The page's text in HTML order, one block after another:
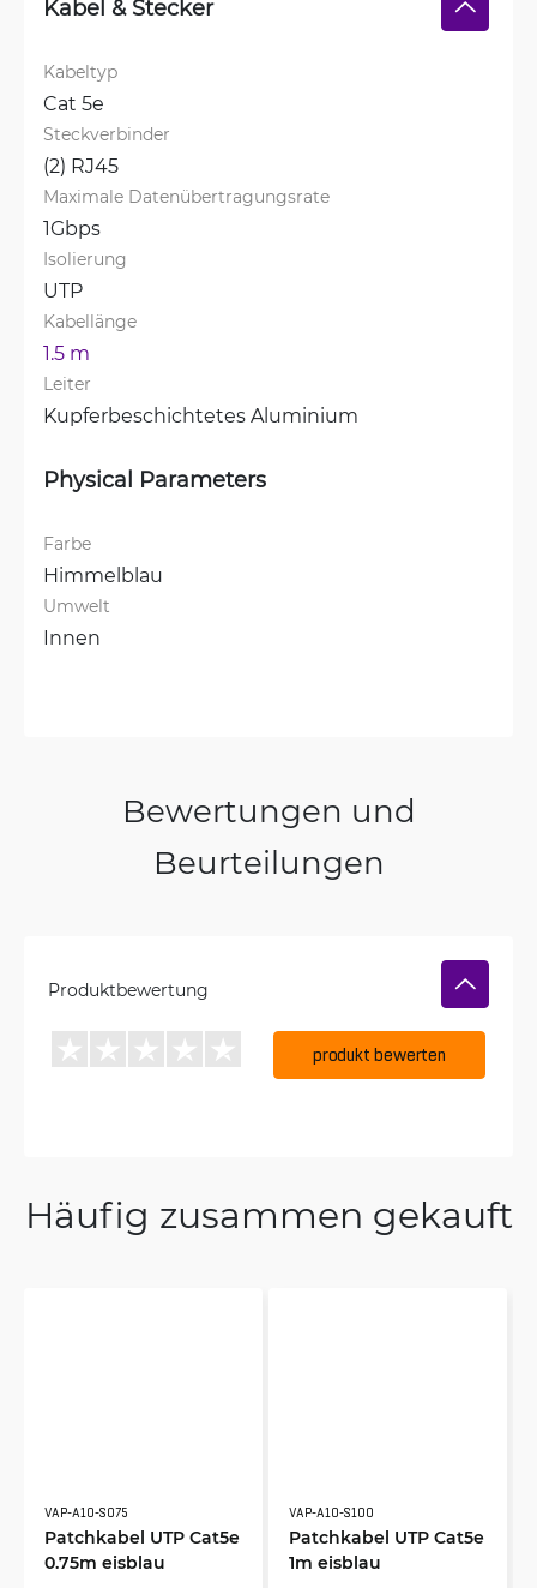
Kabel & Stecker
Kabeltyp
Cat 5e
Steckverbinder
(2) RJ45
Maximale Datenübertragungsrate
1Gbps
Isolierung
UTP
Kabellänge
1.5 m
Leiter
Kupferbeschichtetes Aluminium
Physical Parameters
Farbe
Himmelblau
Umwelt
Innen
Bewertungen und
Beurteilungen
Produktbewertung
produkt bewerten
Häufig zusammen gekauft
VAP-A10-S075
Patchkabel UTP Cat5e
0.75m eisblau
VAP-A10-S100
Patchkabel UTP Cat5e
1m eisblau